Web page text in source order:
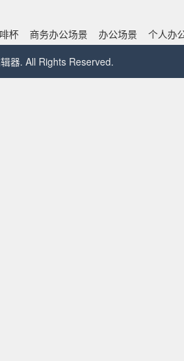
杯 商务办公场景 办公场景
个人办
器. All Rights Reserved.